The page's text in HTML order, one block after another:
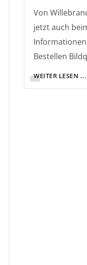
Von
jetzt auch
Bestellen
WEITER LESEN ...